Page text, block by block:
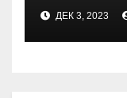
ДЕК 3, 2023